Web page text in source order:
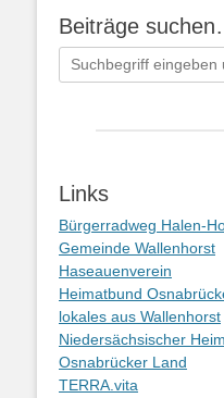
Beiträge
Suchen
nach:
Links
Bürgerradweg Halen-
Gemeinde Wallenhorst
Haseauenverein
Heimatbund
lokales aus Wallenhorst
Niedersächsischer
Osnabrücker Land
TERRA.vita